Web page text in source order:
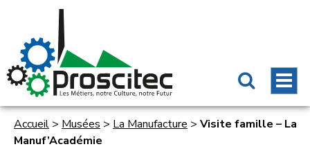
Accueil > Musées > La Manufacture > Visite famille – La
Manuf’Académie